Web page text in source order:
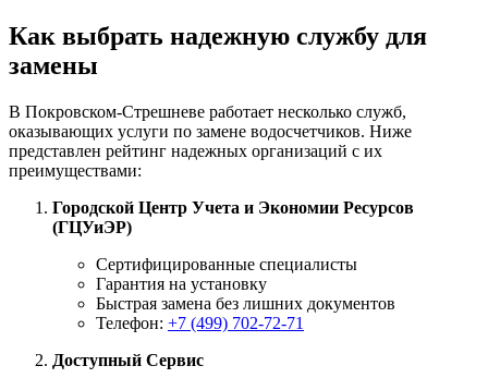
Как выбрать надежную службу для
замены
В Покровском-Стрешневе работает несколько служб,
оказывающих услуги по замене водосчетчиков. Ниже
представлен рейтинг надежных организаций с их
преимуществами:
Городской Центр Учета и Экономии Ресурсов
(ГЦУиЭР)
Сертифицированные специалисты
Гарантия на установку
Быстрая замена без лишних документов
Телефон: +7 (499) 702-72-71
Доступный Сервис